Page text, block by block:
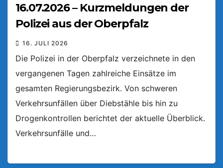
16.07.2026 – Kurzmeldungen der
Polizei aus der Oberpfalz
16. JULI 2026
Die Polizei in der Oberpfalz verzeichnete in den
vergangenen Tagen zahlreiche Einsätze im
gesamten Regierungsbezirk. Von schweren
Verkehrsunfällen über Diebstähle bis hin zu
Drogenkontrollen berichtet der aktuelle Überblick.
Verkehrsunfälle und…